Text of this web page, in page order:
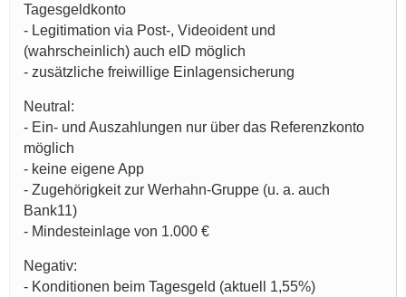
Tagesgeldkonto
- Legitimation via Post-, Videoident und
(wahrscheinlich) auch eID möglich
- zusätzliche freiwillige Einlagensicherung
Neutral:
- Ein- und Auszahlungen nur über das Referenzkonto
möglich
- keine eigene App
- Zugehörigkeit zur Werhahn-Gruppe (u. a. auch
Bank11)
- Mindesteinlage von 1.000 €
Negativ:
- Konditionen beim Tagesgeld (aktuell 1,55%)